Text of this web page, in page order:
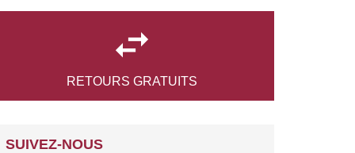

RETOURS GRATUITS
SUIVEZ-NOUS